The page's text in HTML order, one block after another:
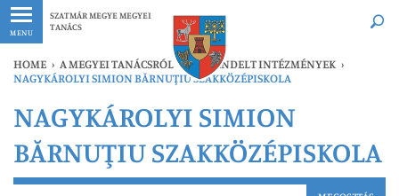
MENU
SZATMÁR MEGYE MEGYEI
TANÁCS
Legfrissebb Bármikor
HOME › A MEGYEI TANÁCSRÓL › ALÁRENDELT INTÉZMÉNYEK ›
NAGYKÁROLYI SIMION BĂRNUŢIU SZAKKÖZÉPISKOLA
NAGYKÁROLYI SIMION
BĂRNUŢIU SZAKKÖZÉPISKOLA